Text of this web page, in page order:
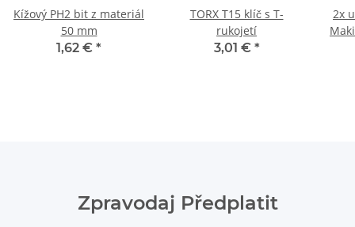
Kížový PH2 bit z materiál
50 mm
1,62 € *
TORX T15 klíč s T-
rukojetí
3,01 € *
2x
Zpravodaj Předplatit